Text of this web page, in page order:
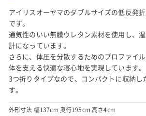
アイリスオーヤマのダブルサイズの低反発
です。
通気性のいい無膜ウレタン素材を使用し、
計になっています。
さらに、体圧を分散するためのプロファイル
体を支える快適な寝心地を実現しています。
3つ折りタイプなので、コンパクトに収納し
す。
外形寸法 幅137cm 奥行195cm 高さ4cm